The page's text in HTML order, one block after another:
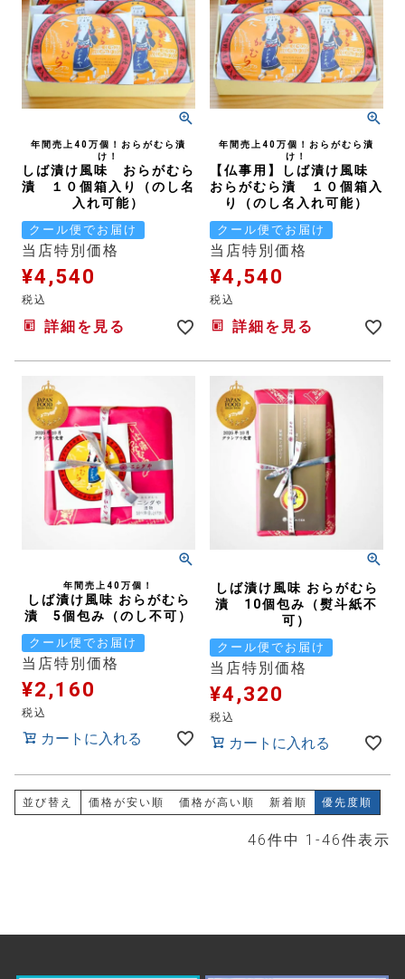
年間売上40万個！おらがむら漬
け！
しば漬け風味 おらがむら
漬 １０個箱入り（のし名
入れ可能）
クール便でお届け
当店特別価格
¥4,540
税込
詳細を見る
年間売上40万個！おらがむら漬
け！
【仏事用】しば漬け風味
おらがむら漬 １０個箱入
り（のし名入れ可能）
クール便でお届け
当店特別価格
¥4,540
税込
詳細を見る
年間売上40万個！
しば漬け風味 おらがむら
漬 5個包み（のし不可）
クール便でお届け
当店特別価格
¥2,160
税込
カートに入れる
しば漬け風味 おらがむら
漬 10個包み（熨斗紙不
可）
クール便でお届け
当店特別価格
¥4,320
税込
カートに入れる
並び替え 価格が安い順 価格が高い順 新着順 優先度順
46件中 1 -46件表示